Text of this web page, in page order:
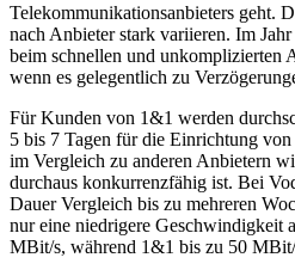
Telekommunikationsanbieters geht.
nach Anbieter stark variieren. Im
beim schnellen und unkomplizierten
wenn es gelegentlich zu
Für Kunden von 1&1 werden
5 bis 7 Tagen für die Einrichtung
im Vergleich zu anderen Anbietern
durchaus konkurrenzfähig ist. Bei
Dauer Vergleich bis zu mehreren
nur eine niedrigere Geschwindigkeit
MBit/s, während 1&1 bis zu 50 MBit/